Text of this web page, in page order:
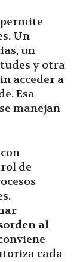
Un
un
y otra
acceder a
Esa
manejan
de
al
cada